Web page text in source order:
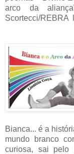
arco da
Scortecci/REBRA
Bianca... é a
mundo branco
curiosa, sai pelo